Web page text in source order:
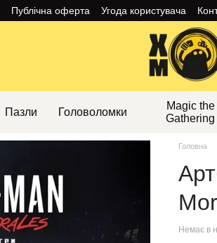
Публічна оферта Угода користувача
Пазли Головоломки
Magic the
Gathering
Головна
Немає в